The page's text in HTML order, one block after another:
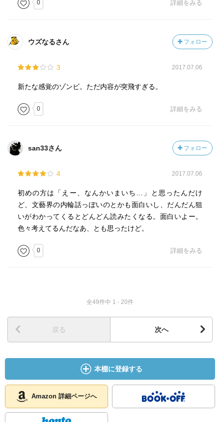
0 詳細をみる
ウズなるさん フォロー
3 2017.07.06
新たな感覚のゾンビ。ただ内容が突飛すぎる。
0 詳細をみる
san33さん フォロー
4 2017.07.06
初めの方は「えー、なんかいまいち…」と思ったんだけ
ど、文藝界の内輪話っぽいのとかも面白いし、だんだん狙
いがわかってくるとどんどん読みたくなる。面白いよー。
色々考えてるんだなあ、とも思ったけど。
0 詳細をみる
全49件中 1 - 20件
戻る 次へ
本棚に登録する
Amazon 詳細ページへ